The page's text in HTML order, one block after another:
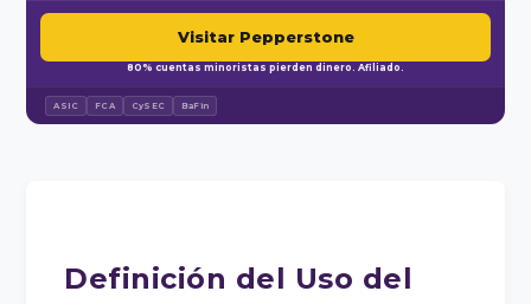
Visitar Pepperstone
80% cuentas minoristas pierden dinero. Afiliado.
ASIC FCA CySEC BaFin
Definición del Uso del